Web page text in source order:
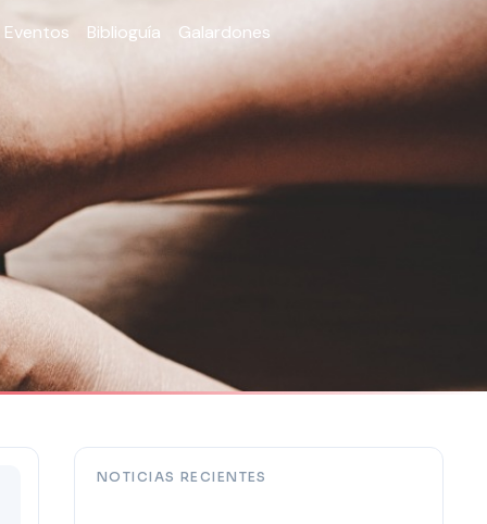
Eventos Biblioguía Galardones
NOTICIAS RECIENTES